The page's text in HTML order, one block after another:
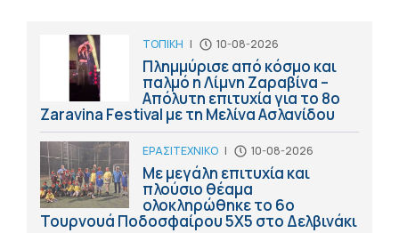
ΤΟΠΙΚΗ | 10-08-2026
Πλημμύρισε από κόσμο και
παλμό η Λίμνη Ζαραβίνα –
Απόλυτη επιτυχία για το 8ο
Zaravina Festival με τη Μελίνα Ασλανίδου
ΕΡΑΣΙΤΕΧΝΙΚΟ | 10-08-2026
Με μεγάλη επιτυχία και
πλούσιο θέαμα
ολοκληρώθηκε το 6ο
Τουρνουά Ποδοσφαίρου 5Χ5 στο Δελβινάκι